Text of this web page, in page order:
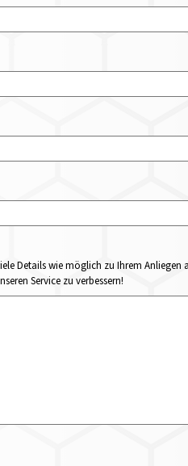
Details wie möglich zu Ihrem Anliegen
Service zu verbessern!